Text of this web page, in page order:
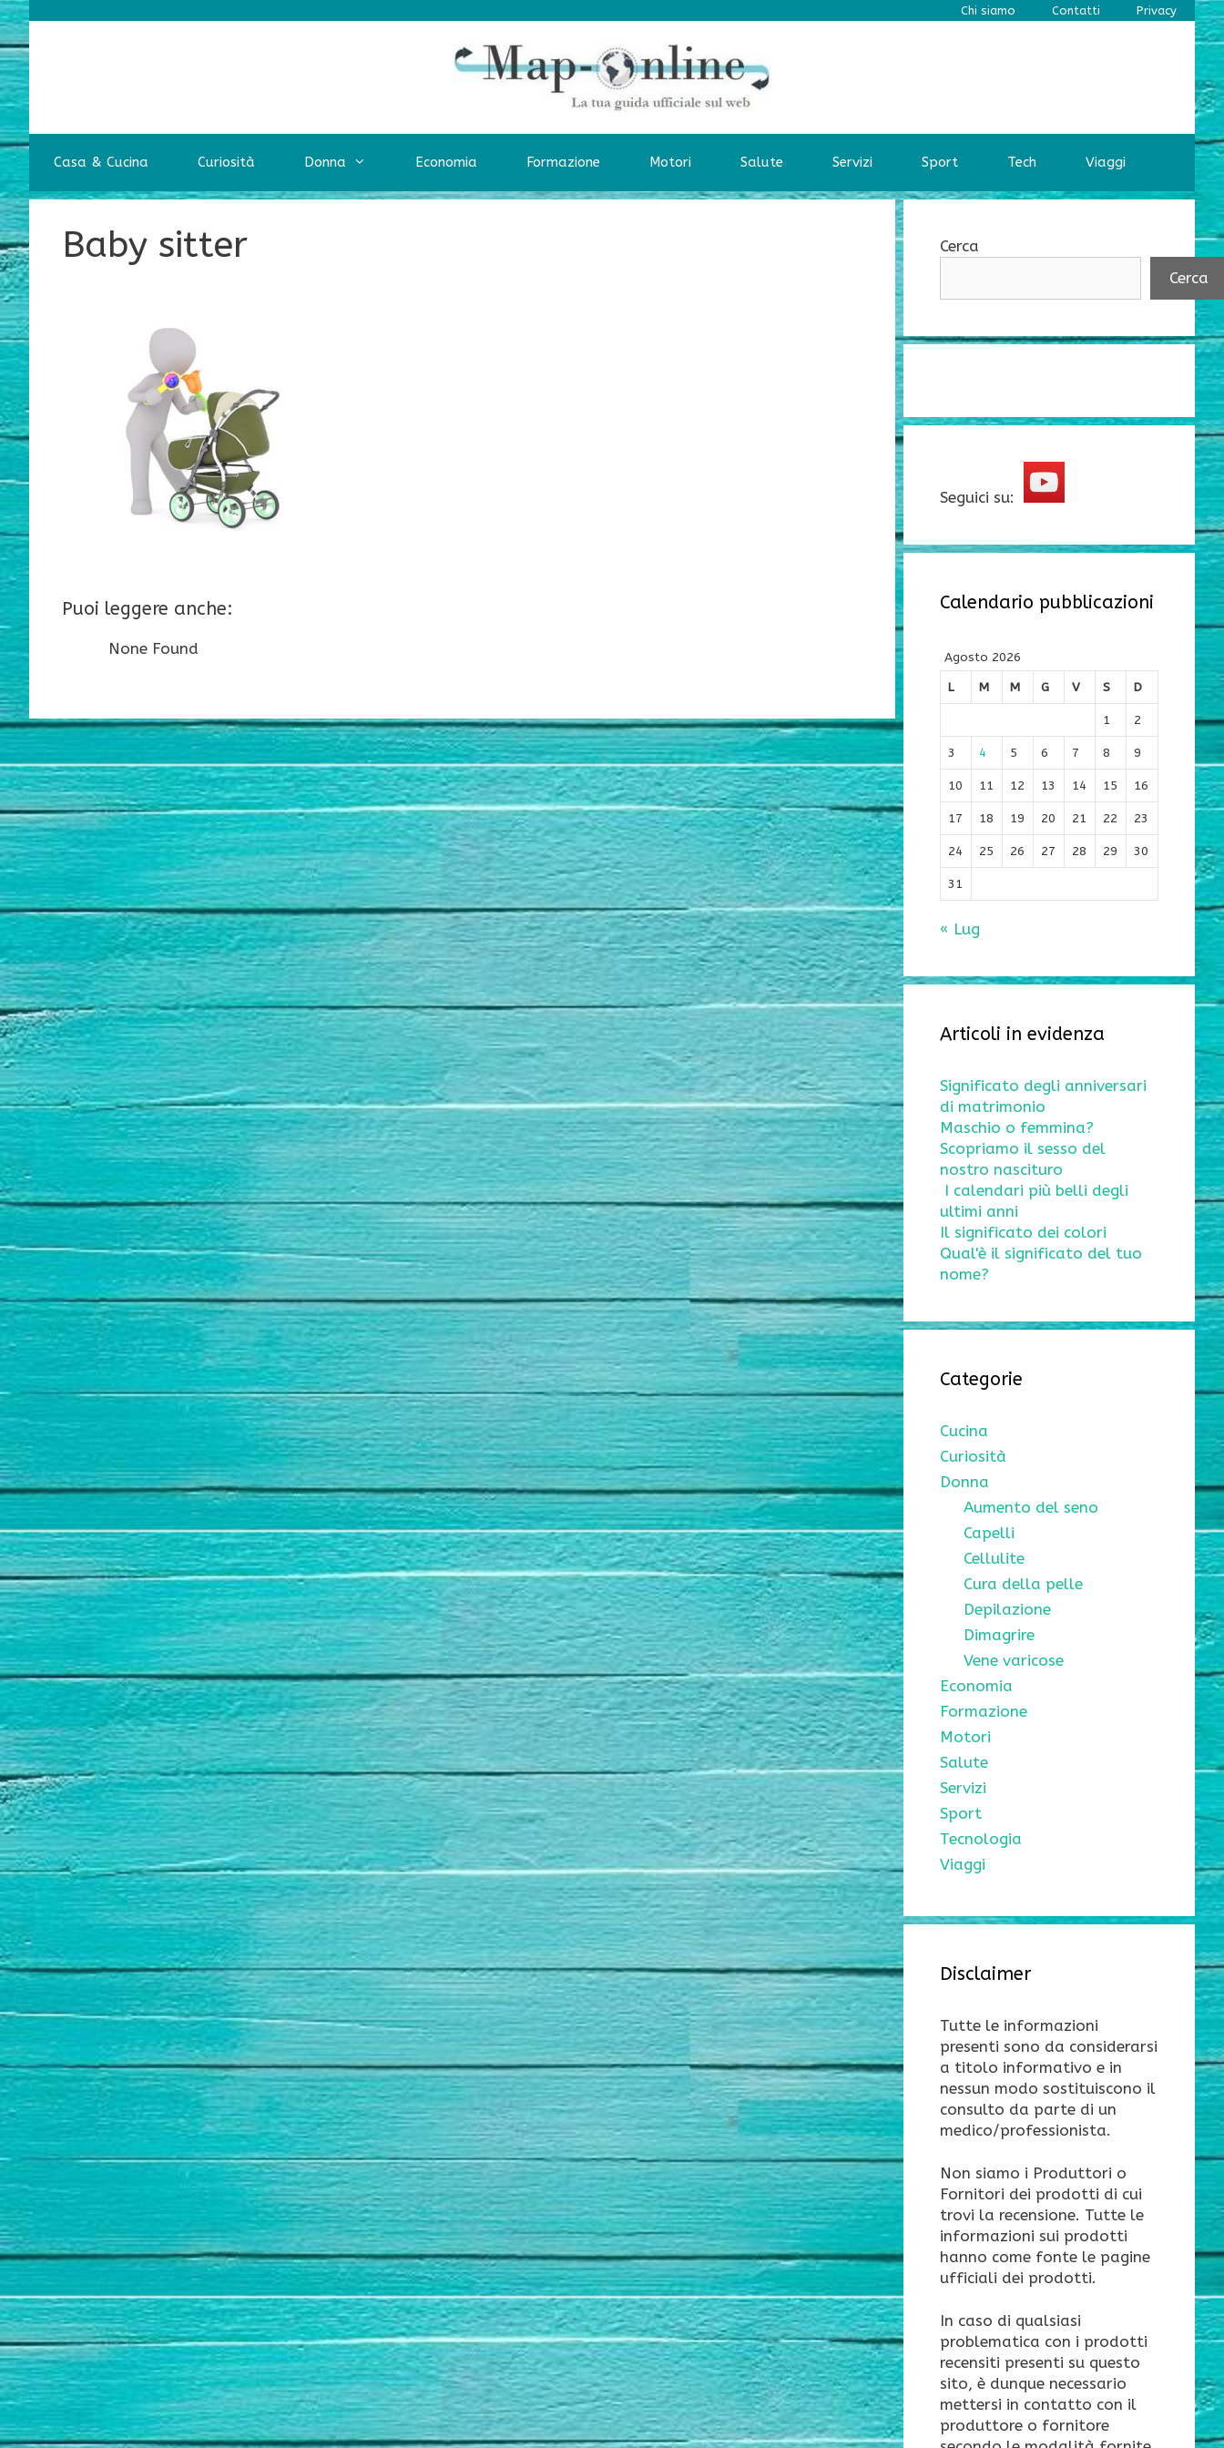
Vai
al
contenuto
Chi siamo Contatti Privacy
Casa & Cucina Curiosità Donna Economia Formazione Motori Salute Servizi Sport Tech Viaggi
Baby sitter
Puoi leggere anche:
None Found
Cerca
Cerca
Seguici su:
Calendario pubblicazioni
Agosto 2026
L
M M G V S D
1 2
3 4 5 6 7 8 9
10 11 12 13 14 15 16
17 18 19 20 21 22 23
24 25 26 27 28 29 30
31
« Lug
Articoli in evidenza
Significato degli anniversari
di matrimonio
Maschio o femmina?
Scopriamo il sesso del
nostro nascituro
I calendari più belli degli
ultimi anni
Il significato dei colori
Qual'è il significato del tuo
nome?
Categorie
Cucina
Curiosità
Donna
Aumento del seno
Capelli
Cellulite
Cura della pelle
Depilazione
Dimagrire
Vene varicose
Economia
Formazione
Motori
Salute
Servizi
Sport
Tecnologia
Viaggi
Disclaimer
Tutte le informazioni
presenti sono da considerarsi
a titolo informativo e in
nessun modo sostituiscono il
consulto da parte di un
medico/professionista.
Non siamo i Produttori o
Fornitori dei prodotti di cui
trovi la recensione. Tutte le
informazioni sui prodotti
hanno come fonte le pagine
ufficiali dei prodotti.
In caso di qualsiasi
problematica con i prodotti
recensiti presenti su questo
sito, è dunque necessario
mettersi in contatto con il
produttore o fornitore